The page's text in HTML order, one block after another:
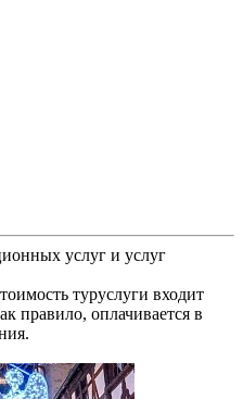
услуг и услуг
туруслуги входит
правило, оплачивается в